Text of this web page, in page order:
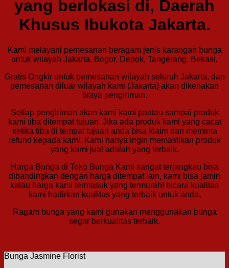
yang berlokasi di, Daerah
Khusus Ibukota Jakarta.
Kami melayani pemesanan beragam jenis karangan bunga
untuk wilayah Jakarta, Bogor, Depok, Tangerang, Bekasi.
Gratis Ongkir untuk pemesanan wilayah seluruh Jakarta, dan
pemesanan diluar wilayah kami (Jakarta) akan dikenakan
biaya pengiriman.
Setiap pengiriman akan kami kami pantau sampai produk
kami tiba ditempat tujuan. Jika ada produk kami yang cacat
ketika tiba di tempat tujuan anda bisa klaim dan meminta
refund kepada kami. Kami hanya ingin memastikan produk
yang kami jual adalah yang terbaik.
Harga Bunga di Toko Bunga Kami sangat terjangkau bisa
dibandingkan dengan harga ditempat lain, kami bisa jamin
kalau harga kami termasuk yang termurah! bicara kualitas
kami hadirkan kualitas yang terbaik untuk anda,
Ragam bunga yang kami gunakan menggunakan bunga
segar berkualitas terbaik.
Bunga Jasmine Florist